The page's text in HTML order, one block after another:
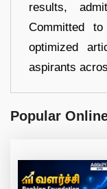
results,
Committed
optimized
aspirants
Popular